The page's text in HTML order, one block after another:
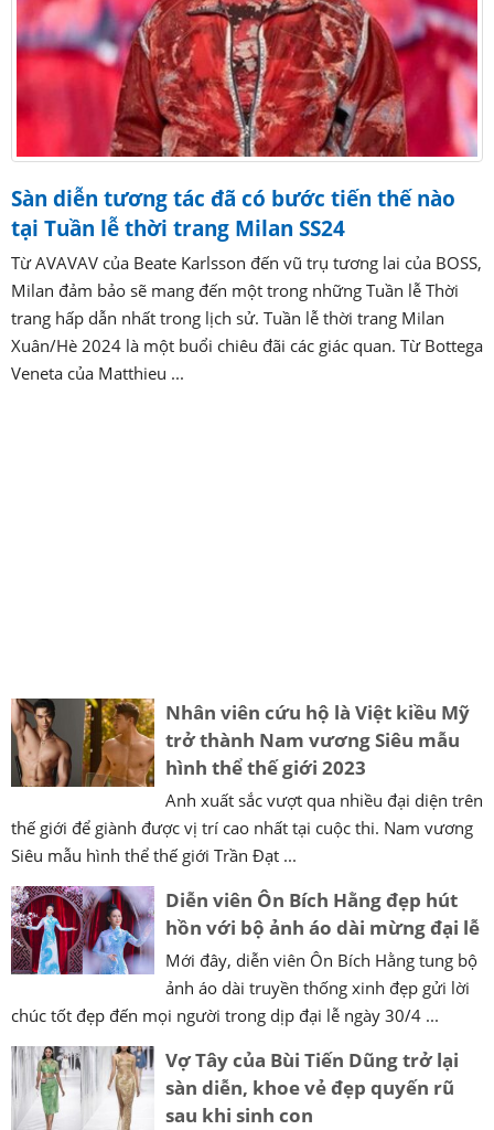
Sàn diễn tương tác đã có bước tiến thế nào
tại Tuần lễ thời trang Milan SS24
Từ AVAVAV của Beate Karlsson đến vũ trụ tương lai của BOSS,
Milan đảm bảo sẽ mang đến một trong những Tuần lễ Thời
trang hấp dẫn nhất trong lịch sử. Tuần lễ thời trang Milan
Xuân/Hè 2024 là một buổi chiêu đãi các giác quan. Từ Bottega
Veneta của Matthieu ...
Nhân viên cứu hộ là Việt kiều Mỹ
trở thành Nam vương Siêu mẫu
hình thể thế giới 2023
Anh xuất sắc vượt qua nhiều đại diện trên
thế giới để giành được vị trí cao nhất tại cuộc thi. Nam vương
Siêu mẫu hình thể thế giới Trần Đạt ...
Diễn viên Ôn Bích Hằng đẹp hút
hồn với bộ ảnh áo dài mừng đại lễ
Mới đây, diễn viên Ôn Bích Hằng tung bộ
ảnh áo dài truyền thống xinh đẹp gửi lời
chúc tốt đẹp đến mọi người trong dịp đại lễ ngày 30/4 ...
Vợ Tây của Bùi Tiến Dũng trở lại
sàn diễn, khoe vẻ đẹp quyến rũ
sau khi sinh con